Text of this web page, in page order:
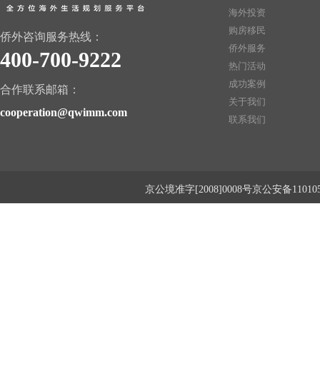
侨外咨询服务热线：
400-700-9222
合作联系邮箱：
cooperation@qwimm.com
海外投资
购房移民
侨外服务
热门活动
成功案例
关于我们
联系我们
京公境准字[2008]0008号京公安备